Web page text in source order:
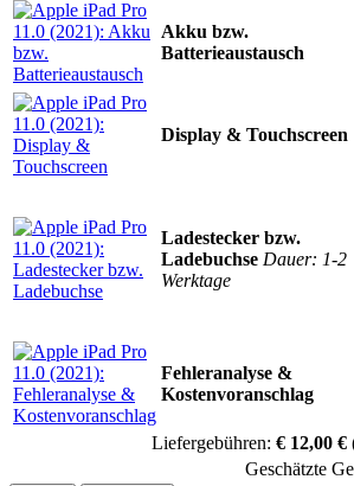
Akku bzw.
Batterieaustausch
Display & Touchscreen
Ladestecker bzw.
Ladebuchse Dauer: 1-2
Werktage
Fehleranalyse &
Kostenvoranschlag
Liefergebühren: € 12,00 €
Geschätzte